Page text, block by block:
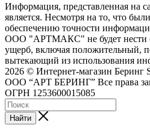
Информация, представленная на
является. Несмотря на то, что
обеспечению точности
ООО "АРТМАКС" не будет нести
ущерб, включая положительный,
вытекающий из использования
2026 © Интернет-магазин Беринг
ООО “АРТ БЕРИНГ” Все права
ОГРН 1253600015085
Найти